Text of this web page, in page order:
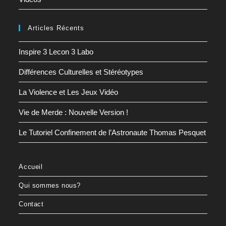
Articles Récents
Inspire 3 Lecon 3 Labo
Différences Culturelles et Stéréotypes
La Violence et Les Jeux Vidéo
Vie de Merde : Nouvelle Version !
Le Tutoriel Confinement de l’Astronaute Thomas Pesquet
Accueil
Qui sommes nous?
Contact